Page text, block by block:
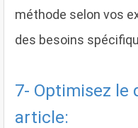
méthode selon vos
des besoins
7- Optimisez le
article: